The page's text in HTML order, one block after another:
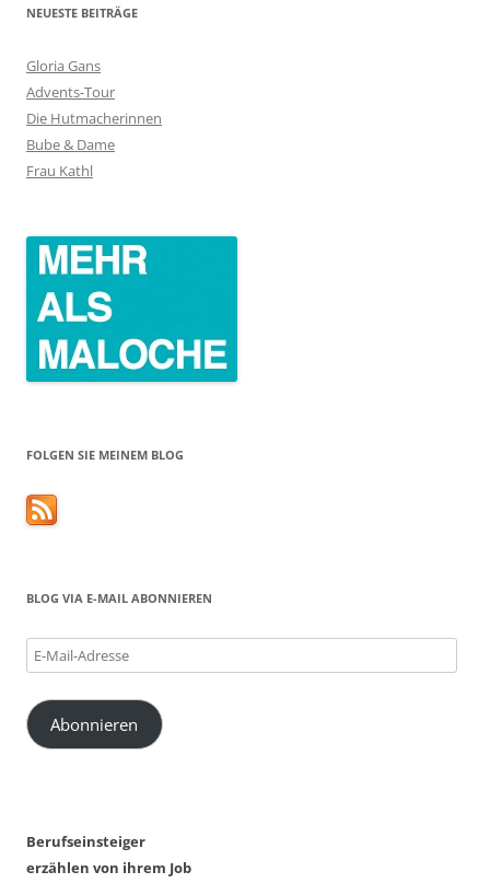
NEUESTE BEITRÄGE
Gloria Gans
Advents-Tour
Die Hutmacherinnen
Bube & Dame
Frau Kathl
FOLGEN SIE MEINEM BLOG
BLOG VIA E-MAIL ABONNIEREN
E-
Mail-
Adresse
Abonnieren
Berufseinsteiger
erzählen von ihrem Job